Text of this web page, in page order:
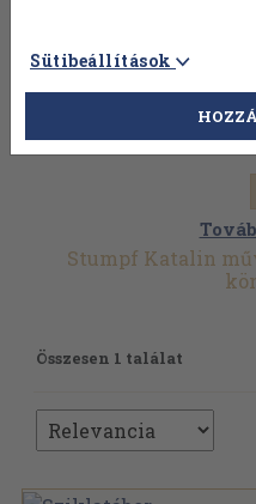
Stumpf Katalin
Összesen 1 találat
Sütibeállítások